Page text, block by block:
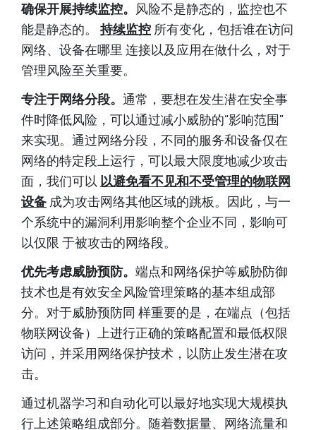
确保开展持续监控。 风险不是静态的，监控也不
能是静态的。 持续监控 所有变化，包括谁在访问
网络、设备在哪里 连接以及应用在做什么，对于
管理风险至关重要。
专注于网络分段。 通常，要想在发生潜在安全事
件时降低风险，可以通过减小威胁的“影响范围”
来实现。通过网络分段，不同的服务和设备仅在
网络的特定段上运行，可以最大限度地减少攻击
面，我们可以 以避免看不见和不受管理的物联网
设备 成为攻击网络其他区域的跳板。因此，与一
个系统中的漏洞利用影响整个企业不同，影响可
以仅限 于被攻击的网络段。
优先考虑威胁预防。 端点和网络保护等威胁防御
技术也是有效安全风险管理策略的基本组成部
分。对于威胁预防同 样重要的是，在端点（包括
物联网设备）上进行正确的策略配置和最低权限
访问，并采用网络保护技术，以防止发生潜在攻
击。
通过机器学习和自动化可以最好地实现大规模执
行上述策略组成部分。随着数据量、网络流量和